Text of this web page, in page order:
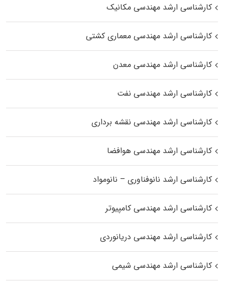
کارشناسی ارشد مهندسی مکانیک
کارشناسی ارشد مهندسی معماری کشتی
کارشناسی ارشد مهندسی معدن
کارشناسی ارشد مهندسی نفت
کارشناسی ارشد مهندسی نقشه برداری
کارشناسی ارشد مهندسی هوافضا
کارشناسی ارشد نانوفناوری – نانومواد
کارشناسی ارشد مهندسی کامپیوتر
کارشناسی ارشد مهندسی دریانوردی
کارشناسی ارشد مهندسی شیمی